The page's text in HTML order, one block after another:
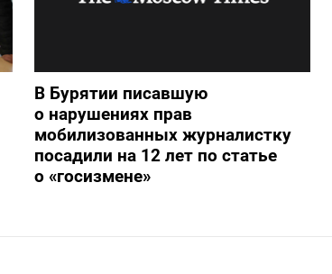
В Бурятии писавшую
о нарушениях прав
мобилизованных журналистку
посадили на 12 лет по статье
о «госизмене»